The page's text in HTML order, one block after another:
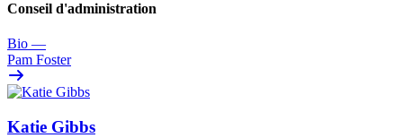
Conseil d'administration
Bio —
Pam Foster
Katie Gibbs